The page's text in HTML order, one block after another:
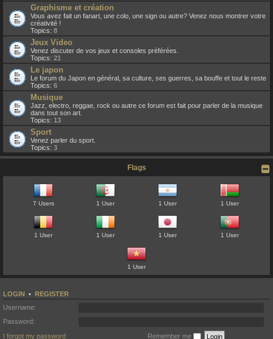
Graphisme et création
Vous avez fait un fanart, une colo, une sign ou autre? Venez nous montrer votre
créativité !
Topics: 8
Jeux Video
Venez discuter de vos jeux et consoles préférées.
Topics: 21
Le japon
Le forum du Japon en général, sa culture, ses guerres, sa bouffe et tout le reste
Topics: 6
Musique
Jazz, electro, reggae, rock ou autre ce forum est fait pour parler de la musique
dans tout son art.
Topics: 13
Sport
Venez parler du sport.
Topics: 3
Flags
7 Users 1 User 1 User 1 User
1 User 1 User 1 User 1 User
1 User
LOGIN • REGISTER
Username:
Password:
I forgot my password
Remember me